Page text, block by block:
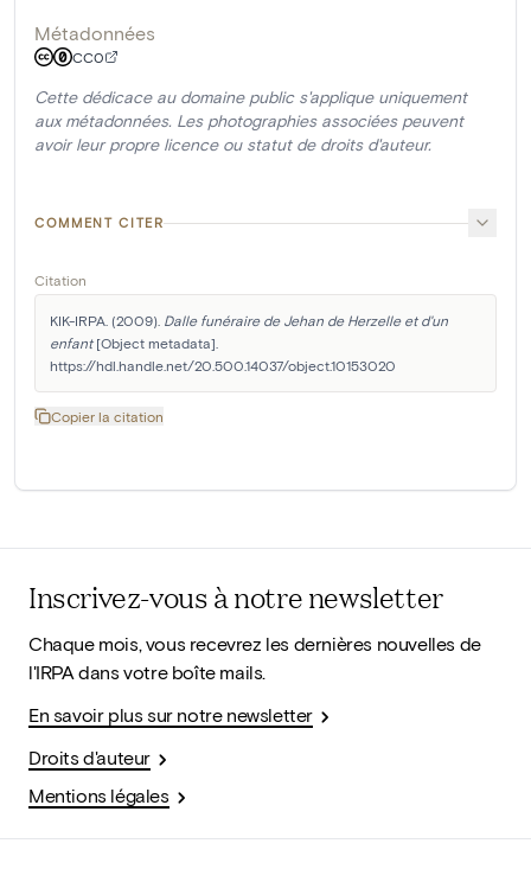
Métadonnées
CC0
Cette dédicace au domaine public s'applique uniquement
aux métadonnées. Les photographies associées peuvent
avoir leur propre licence ou statut de droits d'auteur.
COMMENT CITER
Citation
KIK-IRPA. (2009). Dalle funéraire de Jehan de Herzelle et d'un
enfant [Object metadata].
https://hdl.handle.net/20.500.14037/object.10153020
Copier la citation
Inscrivez-vous à notre newsletter
Chaque mois, vous recevrez les dernières nouvelles de
l'IRPA dans votre boîte mails.
En savoir plus sur notre newsletter
Droits d'auteur
Mentions légales